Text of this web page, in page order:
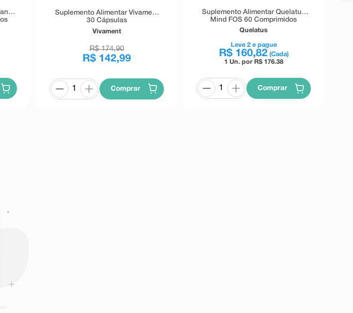
Suplemento Alimentar Vivament
30 Cápsulas
Vivament
R$ 174,90
R$ 142,99
Comprar
Suplemento Alimentar Quelatus
Mind FOS 60 Comprimidos
Quelatus
Leve 2e pague
R$ 160,82 (Cada)
1 Un. por R$ 176.38
Comprar